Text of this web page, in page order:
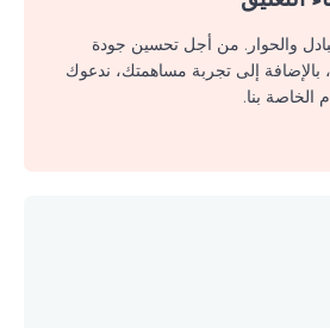
والحوار. من أجل تحسين جودة
بالإضافة إلى تجربة مساهمتك، ندعوك
الخاصة بنا.